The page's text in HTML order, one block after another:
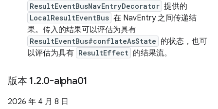
ResultEventBusNavEntryDecorator 提供的
LocalResultEventBus 在 NavEntry 之间传递结
果。传入的结果可以评估为具有
ResultEventBus#conflateAsState 的状态，也可
以评估为具有 ResultEffect 的结果流。
版本 1.2.0-alpha01
2026 年 4 月 8 日